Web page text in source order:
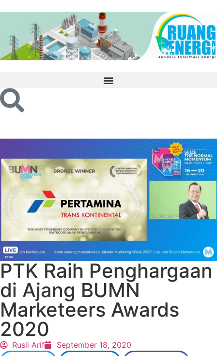
PTK Raih Penghargaan
di Ajang BUMN
Marketeers Awards
2020
Rusli Arif September 18, 2020